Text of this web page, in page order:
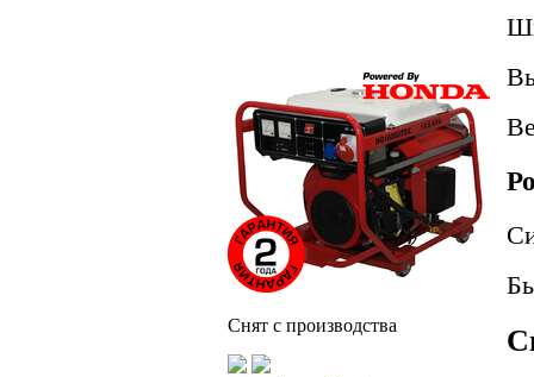
Снят с производства